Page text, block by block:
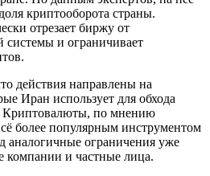
криптооборота страны.
отрезает биржу от
системы и ограничивает
действия направлены на
Иран использует для обхода
по мнению
более популярным инструментом
аналогичные ограничения уже
компании и частные лица.